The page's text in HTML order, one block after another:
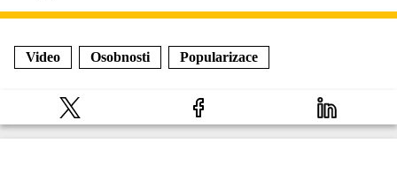
Video Osobnosti Popularizace